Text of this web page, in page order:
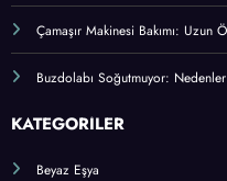
Çamaşır Makinesi Bakımı: Uzun
Buzdolabı Soğutmuyor:
KATEGORİLER
Beyaz Eşya